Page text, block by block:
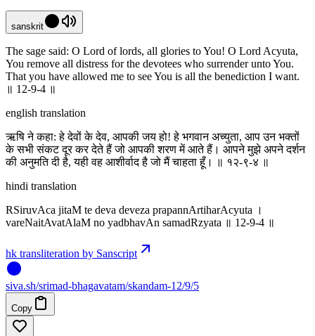
sanskrit
The sage said: O Lord of lords, all glories to You! O Lord Acyuta,
You remove all distress for the devotees who surrender unto You.
That you have allowed me to see You is all the benediction I want.
॥ 12-9-4 ॥
english translation
ऋषि ने कहा: हे देवों के देव, आपकी जय हो! हे भगवान अच्युता, आप उन भक्तों
के सभी संकट दूर कर देते हैं जो आपकी शरण में आते हैं। आपने मुझे अपने दर्शन
की अनुमति दी है, यही वह आशीर्वाद है जो मैं चाहता हूँ। ॥ १२-९-४ ॥
hindi translation
RSiruvAca jitaM te deva deveza prapannArtiharAcyuta ।
vareNaitAvatAlaM no yadbhavAn samadRzyata ॥ 12-9-4 ॥
hk transliteration by Sanscript
siva.sh/srimad-bhagavatam/skandam-12/9/5
Copy